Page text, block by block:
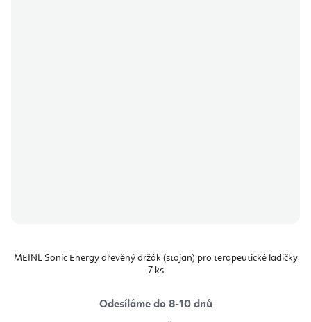
MEINL Sonic Energy dřevěný držák (stojan) pro terapeutické ladičky
7 ks
Odesíláme do 8-10 dnů